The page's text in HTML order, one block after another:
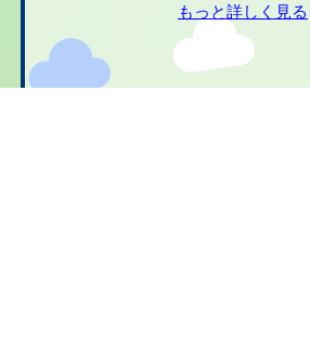
もっと詳しく見る